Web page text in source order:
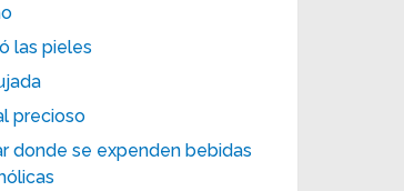
las pieles
precioso
donde se expenden bebidas